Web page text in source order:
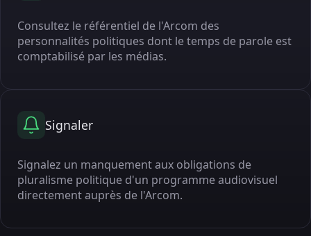
Consultez le référentiel de l'Arcom des
personnalités politiques dont le temps de parole est
comptabilisé par les médias.
Signaler
Signalez un manquement aux obligations de
pluralisme politique d'un programme audiovisuel
directement auprès de l'Arcom.